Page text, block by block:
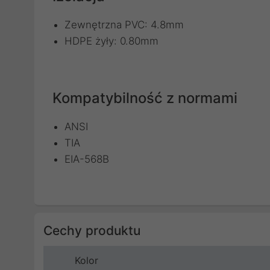
Zewnętrzna PVC: 4.8mm
HDPE żyły: 0.80mm
Kompatybilność z normami
ANSI
TIA
EIA-568B
Cechy produktu
Kolor